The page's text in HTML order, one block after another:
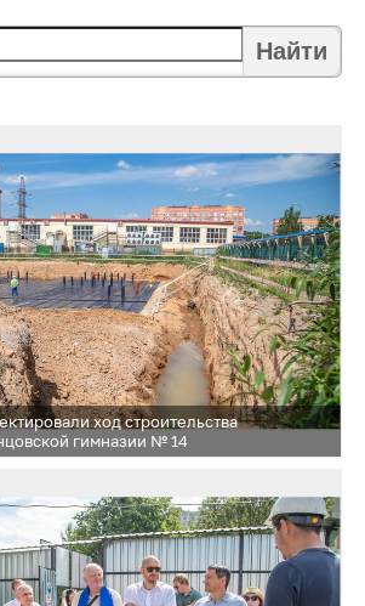
Найти
ход строительства
гимназии № 14